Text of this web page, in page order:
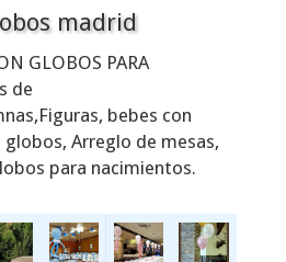
madrid
GLOBOS PARA
de
bebes con
Arreglo de mesas,
para nacimientos.